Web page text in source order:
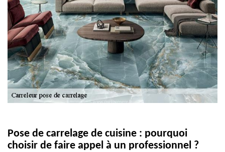
Pose de carrelage de cuisine : pourquoi
choisir de faire appel à un professionnel ?